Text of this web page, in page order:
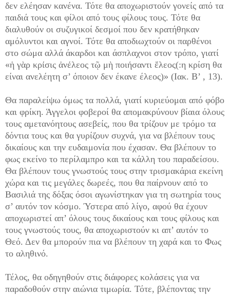
δεν ελέησαν κανένα. Τότε θα αποχωριστούν γονείς από τα
παιδιά τους και φίλοι από τους φίλους τους. Τότε θα
διαλυθούν οι συζυγικοί δεσμοί που δεν κρατήθηκαν
αμόλυντοι και αγνοί. Τότε θα αποδιωχτούν οι παρθένοι
στο σώμα αλλά άκαρδοι και άσπλαχνοι στον τρόπο, γιατί
«ἡ γὰρ κρίσις ἀνέλεος τῷ μὴ ποιήσαντι ἔλεος(:η κρίση θα
είναι ανελέητη σ’ όποιον δεν έκανε έλεος)» (Ιακ. Β’ , 13).
Θα παραλείψω όμως τα πολλά, γιατί κυριεύομαι από φόβο
και φρίκη. Άγγελοι φοβεροί θα απομακρύνουν βίαια όλους
τους αμετανόητους ασεβείς, που θα τρίζουν με τρόμο τα
δόντια τους και θα γυρίζουν συχνά, για να βλέπουν τους
δικαίους και την ευδαιμονία που έχασαν. Θα βλέπουν το
φως εκείνο το περίλαμπρο και τα κάλλη του παραδείσου.
Θα βλέπουν τους γνωστούς τους στην τρισμακάρια εκείνη
χώρα και τις μεγάλες δωρεές, που θα παίρνουν από το
Βασιλιά της δόξας όσοι αγωνίστηκαν για τη σωτηρία τους
σ’ αυτόν τον κόσμο. Ύστερα από λίγο, αφού θα έχουν
αποχωριστεί απ’ όλους τους δικαίους και τους φίλους και
τους γνωστούς τους, θα αποχωριστούν κι απ’ αυτόν το
Θεό. Δεν θα μπορούν πια να βλέπουν τη χαρά και το Φως
το αληθινό.
Τέλος, θα οδηγηθούν στις διάφορες κολάσεις για να
παραδοθούν στην αιώνια τιμωρία. Τότε, βλέποντας την